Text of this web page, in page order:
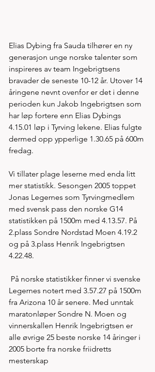
Elias Dybing fra Sauda tilhører en ny
generasjon unge norske talenter som
inspireres av team Ingebrigtsens
bravader de seneste 10-12 år. Utover 14
åringene nevnt ovenfor er det i denne
perioden kun Jakob Ingebrigtsen som
har løp fortere enn Elias Dybings
4.15.01 løp i Tyrving lekene. Elias fulgte
dermed opp ypperlige 1.30.65 på 600m
fredag.
Vi tillater plage leserne med enda litt
mer statistikk. Sesongen 2005 toppet
Jonas Legernes som Tyrvingmedlem
med svensk pass den norske G14
statistikken på 1500m med 4.13.57. På
2.plass Sondre Nordstad Moen 4.19.2
og på 3.plass Henrik Ingebrigtsen
4.22.48.
Legernes notert med 3.57.27 på 1500m
fra Arizona 10 år senere. Med unntak
maratonløper Sondre N. Moen og
vinnerskallen Henrik Ingebrigtsen er
alle øvrige 25 beste norske 14 åringer i
2005 borte fra norske friidretts
mesterskap